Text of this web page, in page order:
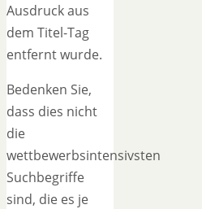
Ausdruck aus
dem Titel-Tag
entfernt wurde.
Bedenken Sie,
dass dies nicht
die
wettbewerbsintensivsten
Suchbegriffe
sind, die es je